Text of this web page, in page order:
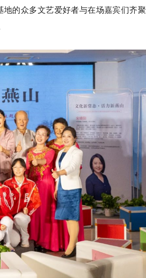
的众多文艺爱好者与在场嘉宾们齐